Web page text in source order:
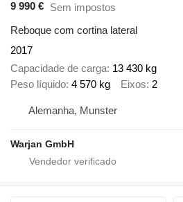
9 990 € Sem impostos
Reboque com cortina lateral
2017
Capacidade de carga 13 430 kg
Peso líquido 4 570 kg Eixos 2
Alemanha, Munster
Warjan GmbH